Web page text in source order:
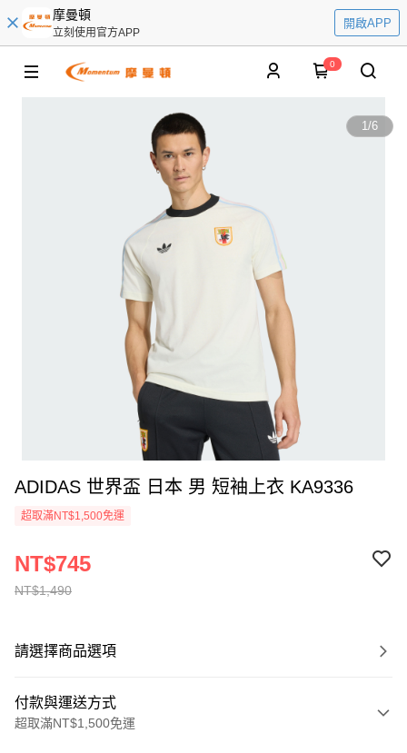
摩曼頓
立刻使用官方APP
開啟APP
0
1/6
ADIDAS 世界盃 日本 男 短袖上衣 KA9336
超取滿NT$1,500免運
NT$1,490
NT$745
請選擇商品選項
付款與運送方式
超取滿NT$1,500免運